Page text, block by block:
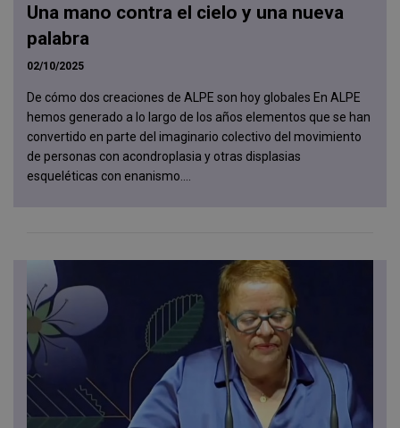
Una mano contra el cielo y una nueva
palabra
02/10/2025
De cómo dos creaciones de ALPE son hoy globales En ALPE
hemos generado a lo largo de los años elementos que se han
convertido en parte del imaginario colectivo del movimiento
de personas con acondroplasia y otras displasias
esqueléticas con enanismo....